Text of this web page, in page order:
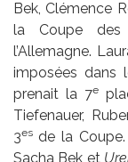
Bek, Clémence
la Coupe des
l’Allemagne.
imposées dans
prenait la 7e
Tiefenauer,
3es de la
Sacha Bek et